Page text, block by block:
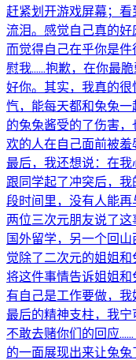
赶紧划开游戏屏幕；
流泪。感觉自己真的
而觉得自己在乎你是
慰我......抱歉，在你最
好你。其实，我真的
忾，能每天都和兔兔
的兔兔酱受的了伤害
欢的人在自己面前被羞
最后，我还想说：在
跟同学起了冲突后，
段时间里，没有人能
两位三次元朋友说了
国外留学，另一个回
觉除了二次元的姐姐
将这件事情告诉姐姐
有自己是工作要做，
最后的精神支柱，我
不敢去赌你们的回应
的一面展现出来让兔